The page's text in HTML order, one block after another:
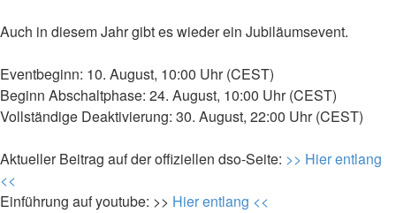
Auch in diesem Jahr gibt es wieder ein Jubiläumsevent.
Eventbeginn: 10. August, 10:00 Uhr (CEST)
Beginn Abschaltphase: 24. August, 10:00 Uhr (CEST)
Vollständige Deaktivierung: 30. August, 22:00 Uhr (CEST)
Aktueller Beitrag auf der offiziellen dso-Seite: >> Hier entlang
<<
Einführung auf youtube: >> Hier entlang <<